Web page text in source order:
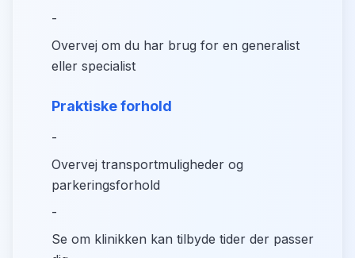
-
Overvej om du har brug for en generalist
eller specialist
Praktiske forhold
-
Overvej transportmuligheder og
parkeringsforhold
-
Se om klinikken kan tilbyde tider der passer